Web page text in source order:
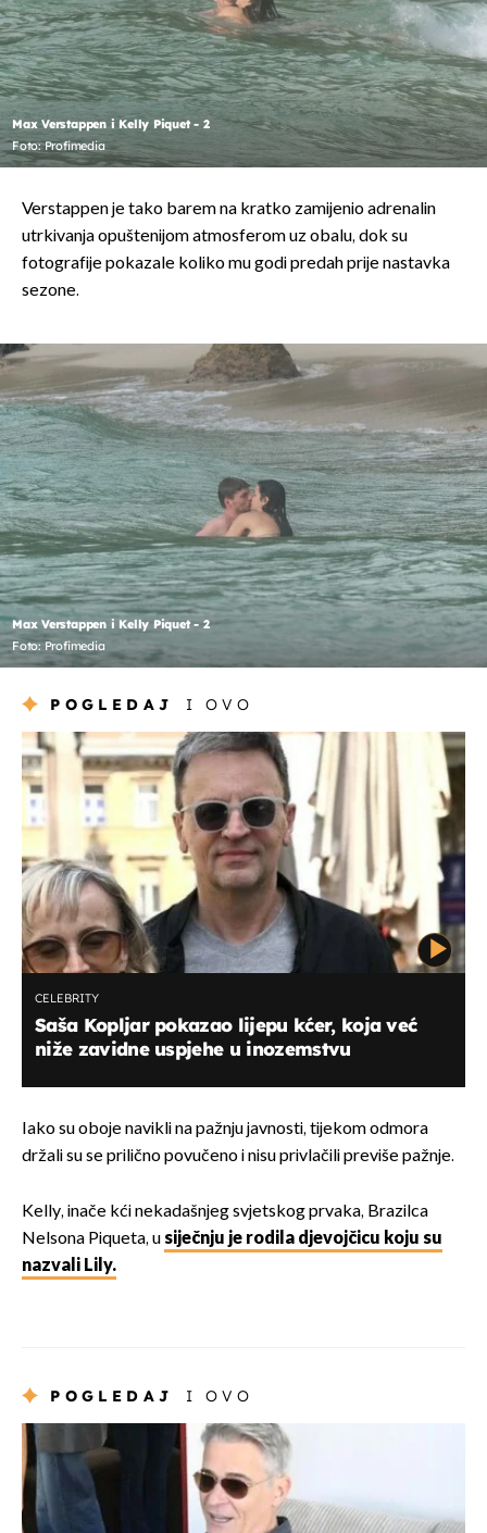
Max Verstappen i Kelly Piquet - 2
Foto: Profimedia
Verstappen je tako barem na kratko zamijenio adrenalin
utrkivanja opuštenijom atmosferom uz obalu, dok su
fotografije pokazale koliko mu godi predah prije nastavka
sezone.
Max Verstappen i Kelly Piquet - 2
Foto: Profimedia
POGLEDAJ I OVO
CELEBRITY
Saša Kopljar pokazao lijepu kćer, koja već
niže zavidne uspjehe u inozemstvu
Iako su oboje navikli na pažnju javnosti, tijekom odmora
držali su se prilično povučeno i nisu privlačili previše pažnje.
Kelly, inače kći nekadašnjeg svjetskog prvaka, Brazilca
Nelsona Piqueta, usiječnju je rodila djevojčicu koju su
nazvali Lily.
POGLEDAJ I OVO